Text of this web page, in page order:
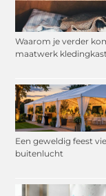
Waarom je verder
maatwerk
Een geweldig feest
buitenlucht